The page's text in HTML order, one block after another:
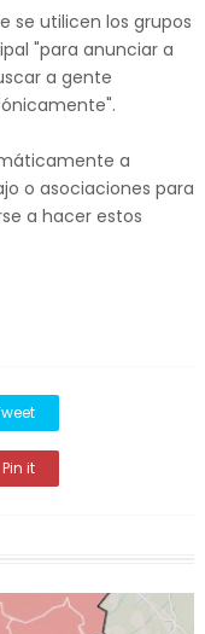
se utilicen los grupos
"para anunciar a
a gente
a
o asociaciones para
a hacer estos
Pin it